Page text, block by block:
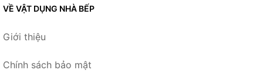
VỀ VẬT DỤNG NHÀ BẾP
Giới thiệu
Chính sách bảo mật